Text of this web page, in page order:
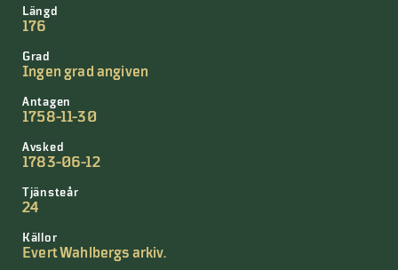
Längd
176
Grad
Ingen grad angiven
Antagen
1758-11-30
Avsked
1783-06-12
Tjänsteår
24
Källor
Evert Wahlbergs arkiv.